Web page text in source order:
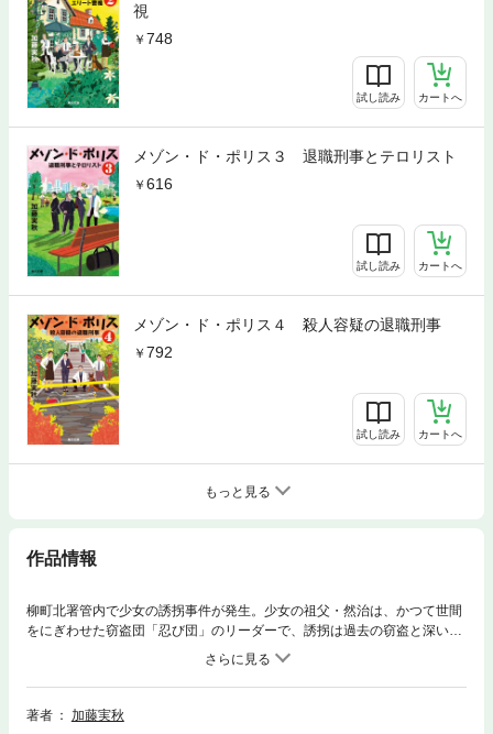
視
748
試し読み カートへ
メゾン・ド・ポリス３ 退職刑事とテロリスト
616
試し読み カートへ
メゾン・ド・ポリス４ 殺人容疑の退職刑事
792
試し読み カートへ
もっと見る
作品情報
柳町北署管内で少女の誘拐事件が発生。少女の祖父・然治は、かつて世間
をにぎわせた窃盗団「忍び団」のリーダーで、誘拐は過去の窃盗と深い関
りがあった。メゾンの面々は、少女を探す然治に協力するが……。
著者
加藤実秋